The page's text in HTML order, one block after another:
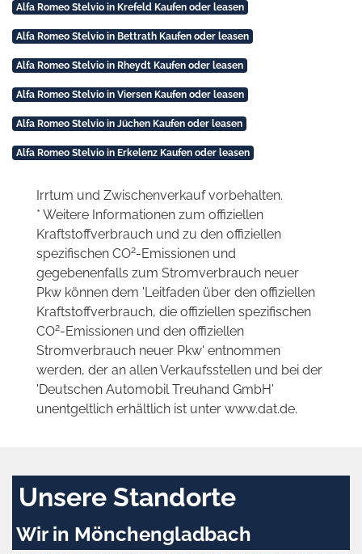
Alfa Romeo Stelvio in Krefeld Kaufen oder leasen
Alfa Romeo Stelvio in Bettrath Kaufen oder leasen
Alfa Romeo Stelvio in Rheydt Kaufen oder leasen
Alfa Romeo Stelvio in Viersen Kaufen oder leasen
Alfa Romeo Stelvio in Jüchen Kaufen oder leasen
Alfa Romeo Stelvio in Erkelenz Kaufen oder leasen
Irrtum und Zwischenverkauf vorbehalten.
* Weitere Informationen zum offiziellen
Kraftstoffverbrauch und zu den offiziellen
spezifischen CO2-Emissionen und
gegebenenfalls zum Stromverbrauch neuer
Pkw können dem 'Leitfaden über den offiziellen
Kraftstoffverbrauch, die offiziellen spezifischen
CO2-Emissionen und den offiziellen
Stromverbrauch neuer Pkw' entnommen
werden, der an allen Verkaufsstellen und bei der
'Deutschen Automobil Treuhand GmbH'
unentgeltlich erhältlich ist unter www.dat.de.
Unsere Standorte
Wir in Mönchengladbach